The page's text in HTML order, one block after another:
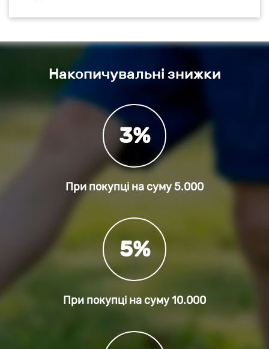
Накопичувальні знижки
3%
При покупці на суму 5.000
5%
При покупці на суму10.000